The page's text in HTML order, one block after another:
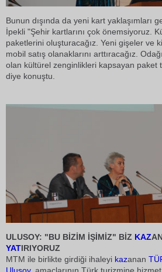
Bunun dışında da yeni kart yaklaşımları
İpekli "Şehir kartlarını çok önemsiyoruz.
paketlerini oluşturacağız. Yeni gişeler ve
mobil satış olanaklarını arttıracağız.
olan kültürel zenginlikleri kapsayan paket
diye konuştu.
ULUSOY: "BU BİZİM İŞİMİZ" BİZ KAZ
YATIRIYORUZ
MTM ile birlikte girdiği ihaleyi kazanan